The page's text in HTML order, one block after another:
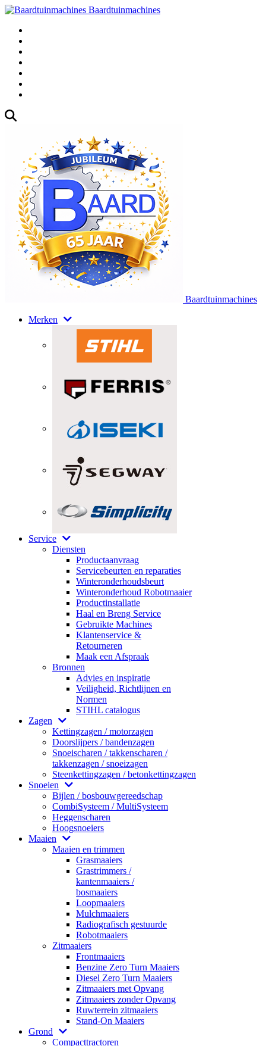
Baardtuinmachines
Baardtuinmachines
Merken
Service
Diensten
Productaanvraag
Servicebeurten en reparaties
Winteronderhoudsbeurt
Winteronderhoud Robotmaaier
Productinstallatie
Haal en Breng Service
Gebruikte Machines
Klantenservice &
Retourneren
Maak een Afspraak
Bronnen
Advies en inspiratie
Veiligheid, Richtlijnen en
Normen
STIHL catalogus
Zagen
Kettingzagen / motorzagen
Doorslijpers / bandenzagen
Snoeischaren / takkenscharen /
takkenzagen / snoeizagen
Steenkettingzagen / betonkettingzagen
Snoeien
Bijlen / bosbouwgereedschap
CombiSysteem / MultiSysteem
Heggenscharen
Hoogsnoeiers
Maaien
Maaien en trimmen
Grasmaaiers
Grastrimmers /
kantenmaaiers /
bosmaaiers
Loopmaaiers
Mulchmaaiers
Radiografisch gestuurde
Robotmaaiers
Zitmaaiers
Frontmaaiers
Benzine Zero Turn Maaiers
Diesel Zero Turn Maaiers
Zitmaaiers met Opvang
Zitmaaiers zonder Opvang
Ruwterrein zitmaaiers
Stand-On Maaiers
Grond
Compacttractoren